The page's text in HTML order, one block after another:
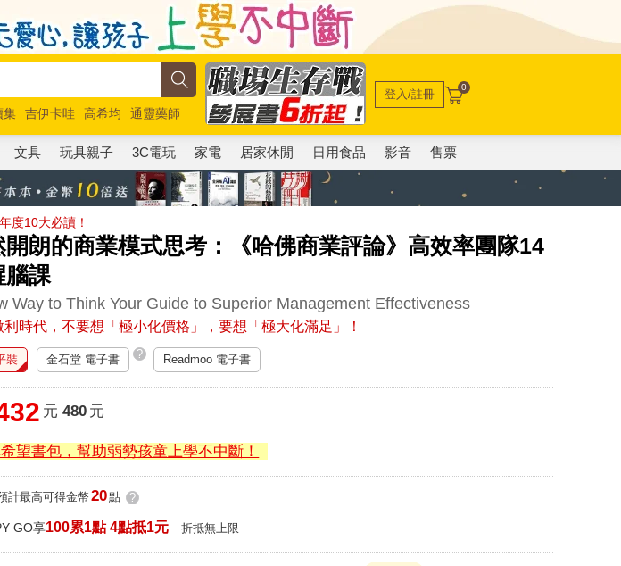
集 吉伊卡哇 高希均
通靈藥師
5 超慢跑
登入/註冊 0
文具 玩具親子 3C電玩 家電 居家休閒 日用食品 影音 售票
度10大必讀！
開朗的商業模式思考：《哈佛商業評論》高效率團隊14
腦課
Way to Think Your Guide to Superior Management Effectiveness
利時代，不要想「極小化價格」，要想「極大化滿足」！
裝 金石堂 電子書 ? Readmoo 電子書
元 480元
望書包，幫助弱勢孩童上學不中斷！
計最高可得金幣 20點 ?
GO享100累1點 4點抵1元 折抵無上限